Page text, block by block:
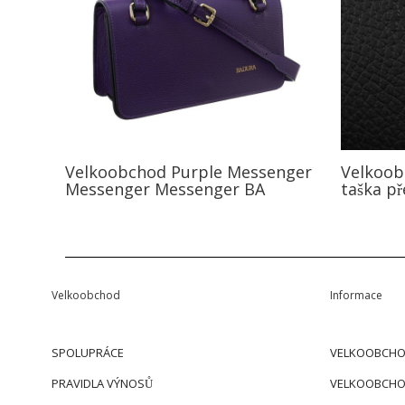
Velkoobchod Purple Messenger
Messenger Messenger BA taška
Velkoobchod
SPOLUPRÁCE
PRAVIDLA VÝNOSŮ
Informace